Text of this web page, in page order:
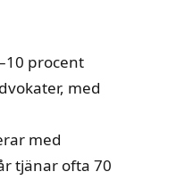
procent
med
med
tjänar ofta 70